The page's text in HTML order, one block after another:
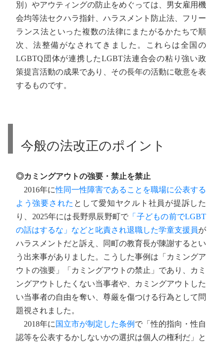
別）やアウティングの防止をめぐっては、男女雇用機
会均等法セクハラ指針、ハラスメント防止法、フリー
ランス法といった複数の法律にまたがるかたちで順
次、法整備がなされてきました。これらは全国の
LGBTQ団体が連携したLGBT法連合会の粘り強い政
策提言活動の成果であり、その長年の活動に敬意を表
するものです。
今般の法改正のポイント
◎カミングアウトの強要・禁止を禁止
2016年に性同一性障害であることを職場に公表する
よう強要された として愛知ヤクルト社員が提訴した
り、2025年には長野県辰野町で 「子どもの前でLGBT
の話はするな」などと叱責され退職した学童支援員が
ハラスメントだと訴え、同町の教育長が陳謝するとい
う出来事がありました。こうした事例は「カミングア
ウトの強要」「カミングアウトの禁止」であり、カミ
ングアウトしたくない当事者や、カミングアウトした
い当事者の自由を奪い、尊厳を傷つける行為として問
題視されました。
2018年に 国立市が制定した条例 で「性的指向・性自
認等を公表するかしないかの選択は個人の権利だ」と